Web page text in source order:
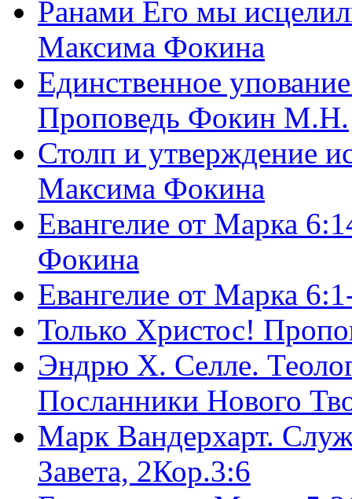
Ранами Его мы
Максима Фокина
Единственное
Проповедь Фокин М.Н.
Столп и утверждение
Максима Фокина
Евангелие от Марка
Фокина
Евангелие от Марка
Только Христос!
Эндрю Х. Селле.
Посланники Нового
Марк Вандерхарт.
Завета, 2Кор.3:6